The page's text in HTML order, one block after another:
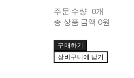
주문 수량 0개
총 상품 금액 0원
구매하기
장바구니에 담기